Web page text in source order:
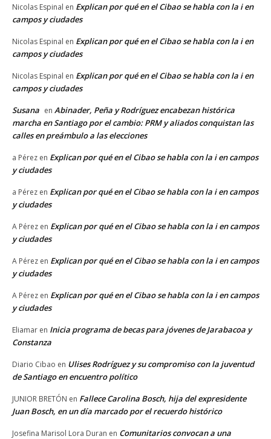
Nicolas Espinal en Explican por qué en el Cibao se habla con la i en
campos y ciudades
Nicolas Espinal en Explican por qué en el Cibao se habla con la i en
campos y ciudades
Nicolas Espinal en Explican por qué en el Cibao se habla con la i en
campos y ciudades
Susana en Abinader, Peña y Rodríguez encabezan histórica
marcha en Santiago por el cambio: PRM y aliados conquistan las
calles en preámbulo a las elecciones
a Pérez en Explican por qué en el Cibao se habla con la i en campos
y ciudades
a Pérez en Explican por qué en el Cibao se habla con la i en campos
y ciudades
A Pérez en Explican por qué en el Cibao se habla con la i en campos
y ciudades
A Pérez en Explican por qué en el Cibao se habla con la i en campos
y ciudades
A Pérez en Explican por qué en el Cibao se habla con la i en campos
y ciudades
Eliamar en Inicia programa de becas para jóvenes de Jarabacoa y
Constanza
Diario Cibao en Ulises Rodríguez y su compromiso con la juventud
de Santiago en encuentro político
JUNIOR BRETÓN en Fallece Carolina Bosch, hija del expresidente
Juan Bosch, en un día marcado por el recuerdo histórico
Josefina Marisol Lora Duran en Comunitarios convocan a una